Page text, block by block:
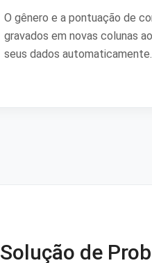
O gênero e a pontuação de
gravados em novas colunas
seus dados automaticamente.
Solução de